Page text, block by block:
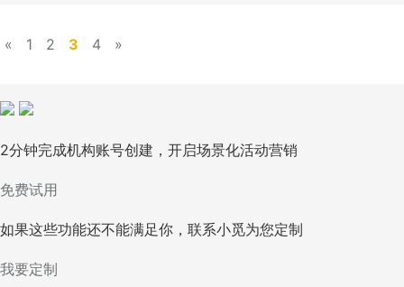
« 1 2 3 4 »
2分钟完成机构账号创建，开启场景化活动营销
免费试用
如果这些功能还不能满足你，联系小觅为您定制
我要定制